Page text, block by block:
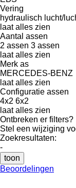
Vering
hydraulisch lucht/
laat alles zien
Aantal assen
2 assen 3 assen
laat alles zien
Merk as
MERCEDES-BENZ
laat alles zien
Configuratie assen
4x2 6x2
laat alles zien
Ontbreken er filters?
Stel een wijziging
Zoekresultaten:
-
toon
Beoordelingen